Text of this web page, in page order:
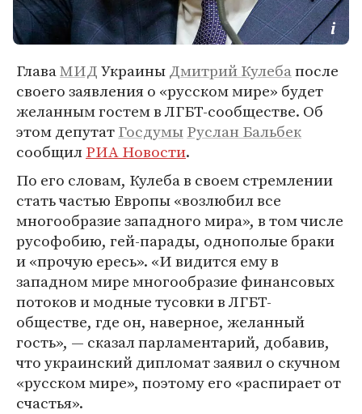
ГлаваМИДУкраиныДмитрий Кулебапосле
своего заявления о «русском мире» будет
желанным гостем в ЛГБТ-сообществе. Об
этом депутатГосдумыРуслан Бальбек
сообщилРИА Новости.
По его словам, Кулеба в своем стремлении
стать частью Европы «возлюбил все
многообразие западного мира», в том числе
русофобию, гей-парады, однополые браки
и «прочую ересь». «И видится ему в
западном мире многообразие финансовых
потоков и модные тусовки в ЛГБТ-
обществе, где он, наверное, желанный
гость», — сказал парламентарий, добавив,
что украинский дипломат заявил о скучном
«русском мире», поэтому его «распирает от
счастья».